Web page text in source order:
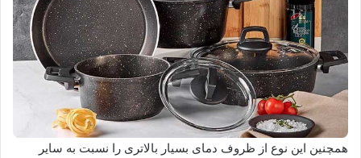
همچنین این نوع از ظروف دمای بسیار بالاتری را نسبت به سایر